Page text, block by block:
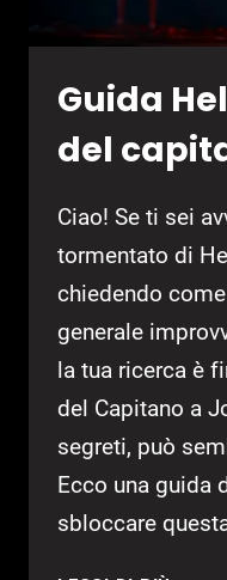
Guida
del
Ciao! Se ti sei
tormentato di
chiedendo
generale
la tua ricerca è
del Capitano a
segreti, può
Ecco una guida
sbloccare